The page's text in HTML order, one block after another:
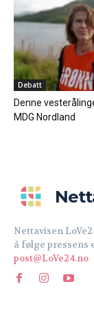
Debatt
Denne
MDG Nordland
Nettavisen
å følge pressens
post@LoVe24.no